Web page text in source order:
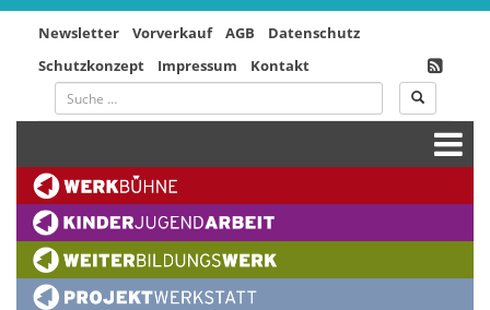
Newsletter Vorverkauf AGB
Datenschutz
Schutzkonzept
Impressum Kontakt